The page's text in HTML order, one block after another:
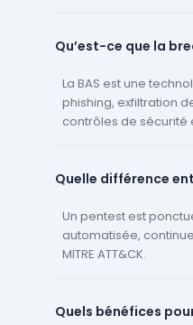
Qu’est-ce que la
La BAS est une
phishing, exfiltration
contrôles de sécurité
Quelle différence
Un pentest est
automatisée,
MITRE ATT&CK.
Quels bénéfices